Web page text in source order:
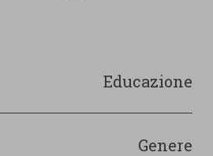
Educazione
Genere